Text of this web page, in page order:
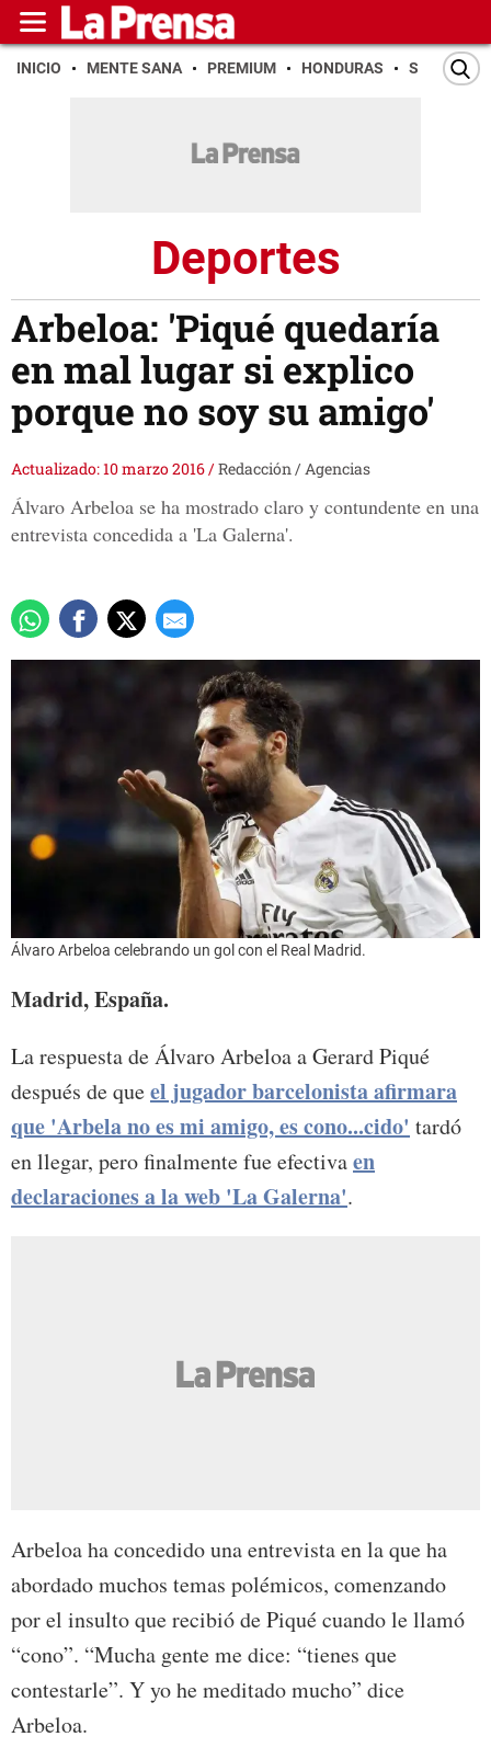
INICIO MENTE SANA PREMIUM HONDURAS SAN PEDRO
Deportes
Arbeloa: 'Piqué quedaría
en mal lugar si explico
porque no soy su amigo'
Actualizado: 10 marzo 2016/Redacción / Agencias
Álvaro Arbeloa se ha mostrado claro y contundente en una
entrevista concedida a 'La Galerna'.
Álvaro Arbeloa celebrando un gol con el Real Madrid.
Madrid, España.
La respuesta de Álvaro Arbeloa a Gerard Piqué
después de queel jugador barcelonista afirmara
que 'Arbela no es mi amigo, es cono...cido' tardó
en llegar, pero finalmente fue efectivaen
declaraciones a la web 'La Galerna'.
Arbeloa ha concedido una entrevista en la que ha
abordado muchos temas polémicos, comenzando
por el insulto que recibió de Piqué cuando le llamó
“cono”. “Mucha gente me dice: “tienes que
contestarle”. Y yo he meditado mucho” dice
Arbeloa.